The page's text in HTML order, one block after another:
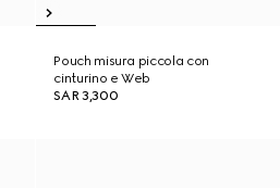
Pouch misura piccola con
cinturino e Web
SAR 3,300